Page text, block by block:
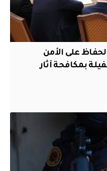
على الأمن
بمكافحة آثار